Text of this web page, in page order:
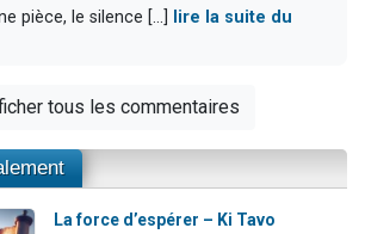
pièce, le silence [...]
lire la suite du
tous les commentaires
La force d’espérer – Ki Tavo